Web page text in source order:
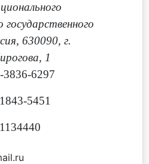
государственного
630090, г.
1
6297
5451